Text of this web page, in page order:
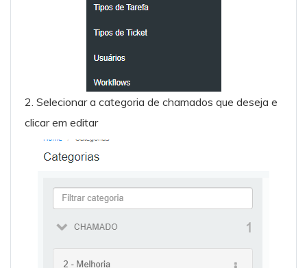
2. Selecionar a categoria de chamados que deseja e
clicar em editar